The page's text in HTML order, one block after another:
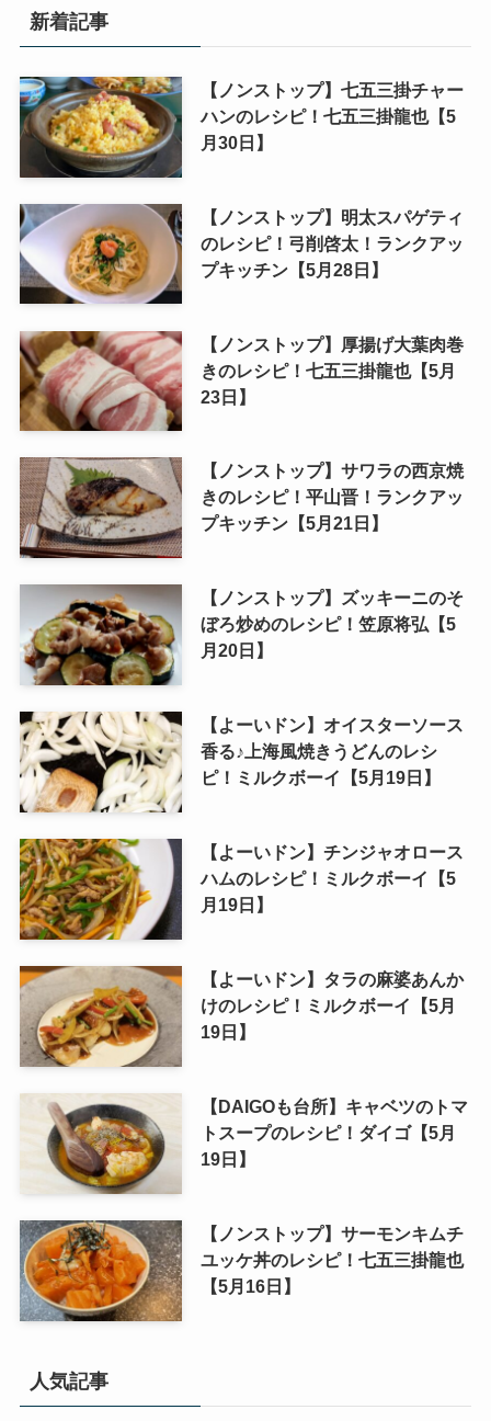
新着記事
【ノンストップ】七五三掛チャー
ハンのレシピ！七五三掛龍也【5
月30日】
【ノンストップ】明太スパゲティ
のレシピ！弓削啓太！ランクアッ
プキッチン【5月28日】
【ノンストップ】厚揚げ大葉肉巻
きのレシピ！七五三掛龍也【5月
23日】
【ノンストップ】サワラの西京焼
きのレシピ！平山晋！ランクアッ
プキッチン【5月21日】
【ノンストップ】ズッキーニのそ
ぼろ炒めのレシピ！笠原将弘【5
月20日】
【よーいドン】オイスターソース
香る♪上海風焼きうどんのレシ
ピ！ミルクボーイ【5月19日】
【よーいドン】チンジャオロース
ハムのレシピ！ミルクボーイ【5
月19日】
【よーいドン】タラの麻婆あんか
けのレシピ！ミルクボーイ【5月
19日】
【DAIGOも台所】キャベツのトマ
トスープのレシピ！ダイゴ【5月
19日】
【ノンストップ】サーモンキムチ
ユッケ丼のレシピ！七五三掛龍也
【5月16日】
人気記事